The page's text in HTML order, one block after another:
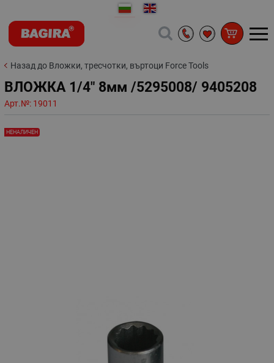
Назад до Вложки, тресчотки, въртоци Force Tools
ВЛОЖКА 1/4" 8мм /5295008/ 9405208
Арт.№: 19011
НЕНАЛИЧЕН